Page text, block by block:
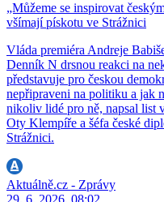
„Můžeme se inspirovat
všímají pískotu ve Strážnici
Vláda premiéra Andreje
Denník N drsnou reakci na
představuje pro českou
nepřipraveni na politiku a jak
nikoliv lidé pro ně, napsal list
Oty Klempíře a šéfa české
Strážnici.
Aktuálně.cz - Zprávy